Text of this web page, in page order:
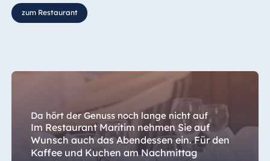
zum Restaurant
Da hört der Genuss noch lange nicht auf
Im Restaurant Maritim nehmen Sie auf
Wunsch auch das Abendessen ein. Für den
Kaffee und Kuchen am Nachmittag